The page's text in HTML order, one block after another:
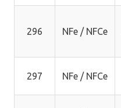
296 NFe / NFCe
297 NFe / NFCe